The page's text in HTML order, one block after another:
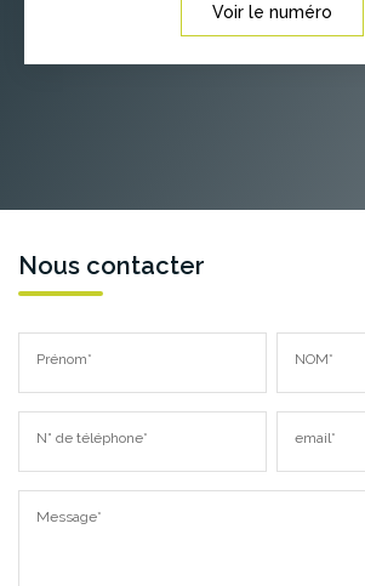
Voir le numéro
Nous contacter
Prénom* NOM*
N° de téléphone* email*
Message*